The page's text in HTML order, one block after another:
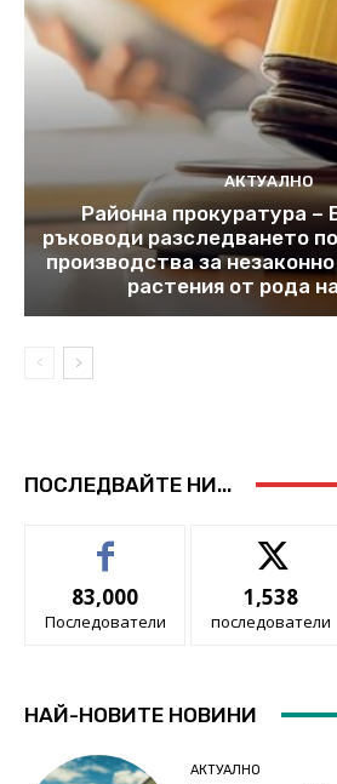
АКТУАЛНО
Районна прокуратура –
ръководи разследването
производства за
растения от рода
ПОСЛЕДВАЙТЕ НИ...
83,000
Последователи
1,538
последователи
НАЙ-НОВИТЕ НОВИНИ
АКТУАЛНО